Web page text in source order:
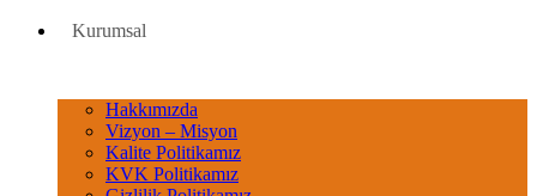
Kurumsal
Hakkımızda
Vizyon – Misyon
Kalite Politikamız
KVK Politikamız